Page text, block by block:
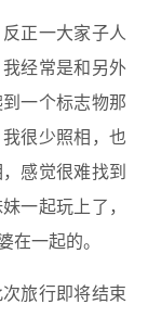
正一大家子人
经常是和另外
一个标志物那
很少照相，也
感觉很难找到
一起玩上了，
在一起的。
旅行即将结束